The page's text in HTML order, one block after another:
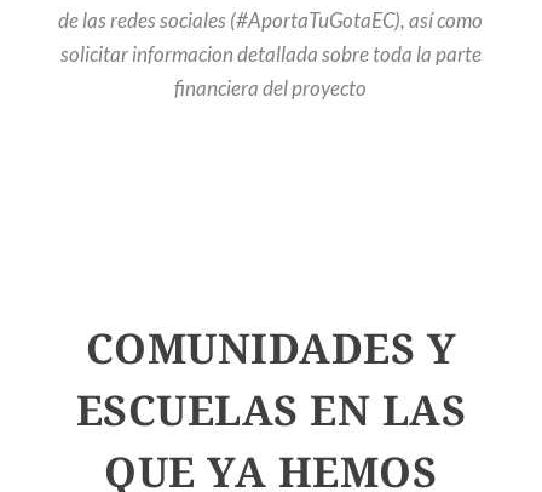
de las redes sociales (#AportaTuGotaEC), así como
solicitar informacion detallada sobre toda la parte
financiera del proyecto
COMUNIDADES Y
ESCUELAS EN LAS
QUE YA HEMOS